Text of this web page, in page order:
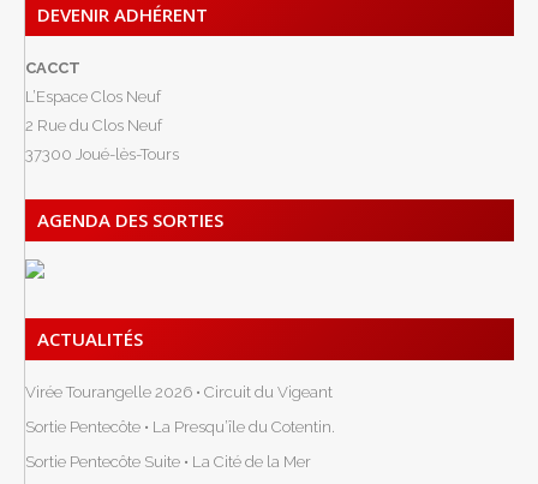
DEVENIR ADHÉRENT
CACCT
L’Espace Clos Neuf
2 Rue du Clos Neuf
37300 Joué-lès-Tours
AGENDA DES SORTIES
ACTUALITÉS
Virée Tourangelle 2026 • Circuit du Vigeant
Sortie Pentecôte • La Presqu’île du Cotentin.
Sortie Pentecôte Suite • La Cité de la Mer